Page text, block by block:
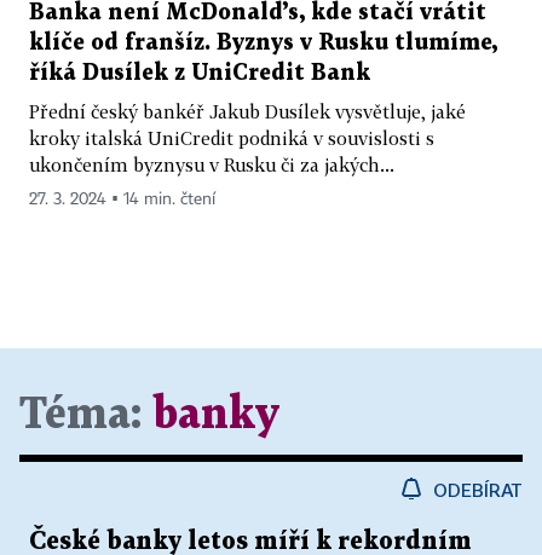
Banka není McDonald’s, kde stačí vrátit
klíče od franšíz. Byznys v Rusku tlumíme,
říká Dusílek z UniCredit Bank
Přední český bankéř Jakub Dusílek vysvětluje, jaké
kroky italská UniCredit podniká v souvislosti s
ukončením byznysu v Rusku či za jakých...
27. 3. 2024 ▪ 14 min. čtení
Téma: banky
ODEBÍRAT
České banky letos míří k rekordním